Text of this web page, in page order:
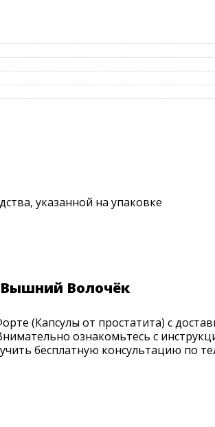
указанной на упаковке
Вышний Волочёк
(Капсулы от простатита) с
ознакомьтесь с
бесплатную консультацию по